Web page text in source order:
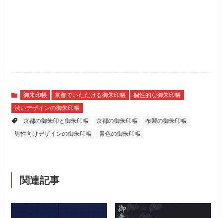
御朱印帳 京都でいただける御朱印帳
個性的な御朱印帳
渋いデザインの御朱印帳
京都の御朱印と御朱印帳
京都の御朱印帳
布製の御朱印帳
男性向けデザインの御朱印帳
青色の御朱印帳
関連記事